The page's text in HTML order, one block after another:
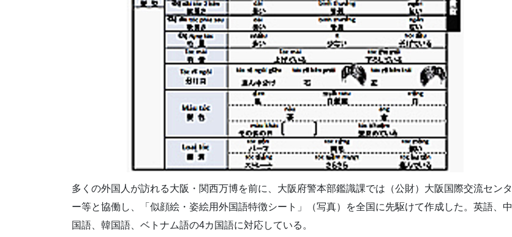
多くの外国人が訪れる大阪・関西万博を前に、大阪府警本部鑑識課では（公財）大阪国際交流センタ
ー等と協働し、「似顔絵・姿絵用外国語特徴シート」（写真）を全国に先駆けて作成した。英語、中
国語、韓国語、ベトナム語の4カ国語に対応している。